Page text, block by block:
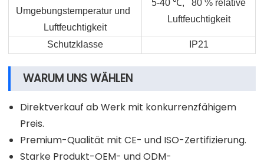
Umgebungstemperatur und
Luftfeuchtigkeit
5-40 ℃, 80 % relative
Luftfeuchtigkeit
Schutzklasse IP21
WARUM UNS WÄHLEN
Direktverkauf ab Werk mit konkurrenzfähigem
Preis.
Premium-Qualität mit CE- und ISO-Zertifizierung.
Starke Produkt-OEM- und ODM-